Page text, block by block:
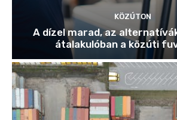
KÖZÚTON
A dízel marad, az
átalakulóban a közúti